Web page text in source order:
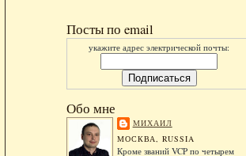
Посты по email
укажите адрес электрической почты:
Обо мне
МИХАИЛ
МОСКВА, RUSSIA
Кроме званий VCP по четырем